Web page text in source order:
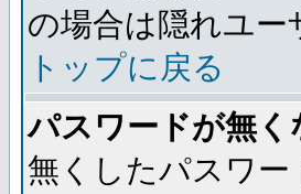
の場合は隠れユ
トップに戻る
パスワードが無
無くしたパスワ